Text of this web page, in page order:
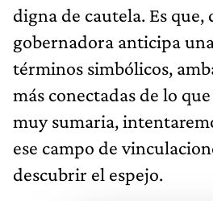
digna de cautela. Es que,
gobernadora anticipa
términos simbólicos,
más conectadas de lo
muy sumaria,
ese campo de
descubrir el espejo.